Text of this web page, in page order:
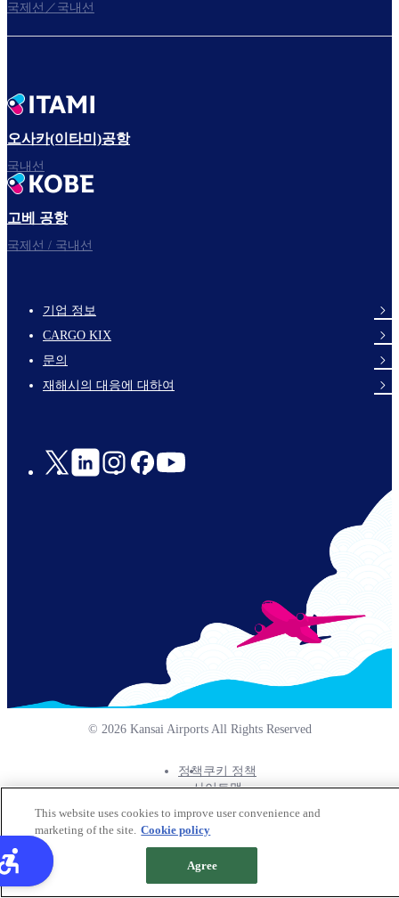
국제선／국내선
오사카(이타미)공항
국내선
고베 공항
국제선 / 국내선
footer-
links-
en-
기업 정보
CARGO KIX
문의
재해시의 대응에 대하여
Social
© 2026 Kansai Airports All Rights Reserved
Footer
Info
Menu
정책 쿠키 정책
사이트맵
This website uses cookies to improve user convenience and
marketing of the site. Cookie policy
Agree